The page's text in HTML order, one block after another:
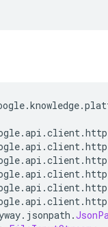
.knowledge.
.api .client.http
.api .client.http
.api .client.http
.api .client.http
.api .client.http
.api .client.http
. jsonpath .